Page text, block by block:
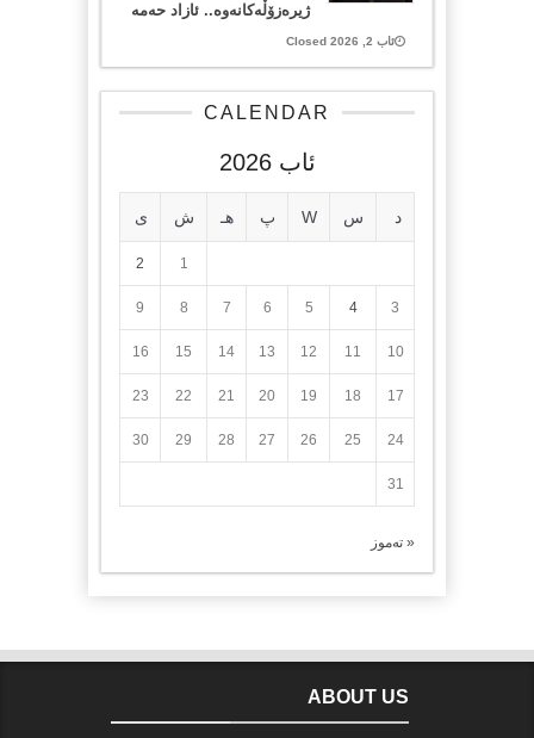
ژیرەزۆڵەکانەوە.. ئازاد حەمە
ئاب 2, 2026 Closed
CALENDAR
ئاب 2026
د س W پ هـ ش ی
1
2
3
4
5
6
7
8
9
10
11
12
13
14
15
16
17
18
19
20
21
22
23
24
25
26
27
28
29
30
31
« تەموز
ABOUT US